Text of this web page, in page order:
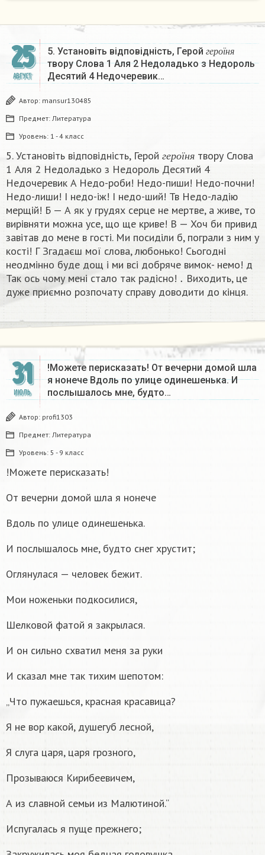
25
АВГУСТ
5. Установіть відповідність, Герой ге р о їня
героїн
твору Слова 1 Аля 2 Недоладько з Недороль
Десятий 4 Недочеревик…
Автор: mansur130485
Предмет: Литература
Уровень: 1 - 4 класс
5. Установіть відповідність, Герой г е р о ї ня
твору Слова
1 Аля 2 Недоладько з Недороль Десятий 4
Недочеревик A Недо-роби! Недо-пиши! Недо-почни!
Недо-лиши! І недо-іж! І недо-ший! Тв Недо-ладію
мерщій! Б — А як у грудях серце не мертве, а живе, то
вирівняти можна усе, що ще криве! В — Хоч би привид
завітав до мене в гості. Ми посиділи б, пограли з ним у
кості! Г Згадаєш мої слова, любонько! Сьогодні
неодмінно буде дощ і ми всі добряче вимок- немо! д
Так ось чому мені стало так радісно!
.
Виходить, це
дуже приємно розпочату справу доводити до кінця.​
31
ИЮЛЬ
!Можете перисказать! От вечерни домой шла
я нонече Вдоль по улице одинешенька. И
послышалось мне, будто…
Автор: profi1303
Предмет: Литература
Уровень: 5 - 9 класс
!Можете перисказать!
От вечерни домой шла я нонече
Вдоль по улице одинешенька.
И послышалось мне, будто снег хрустит;
Оглянулася — человек бежит.
Мои ноженьки подкосилися,
Шелковой фатой я закрылася.
И он сильно схватил меня за руки
И сказал мне так тихим шепотом:
„Что пужаешься, красная красавица?
Я не вор какой, душегуб лесной,
Я слуга царя, царя грозного,
Прозываюся Кирибеевичем,
А из славной семьи из Малютиной.“
Испугалась я пуще прежнего;